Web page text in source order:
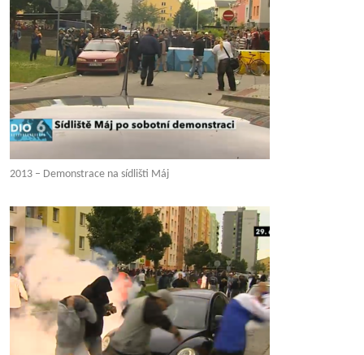
2013 – Demonstrace na sídlišti Máj